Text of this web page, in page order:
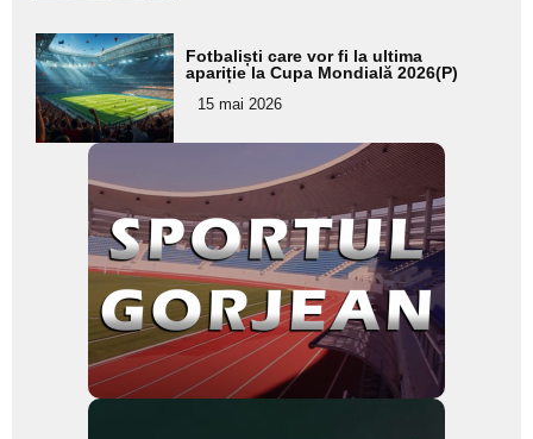
Adaugă
aici textul
pentru
subtitlu
Fotbaliști care vor fi la ultima
apariție la Cupa Mondială 2026(P)
15 mai 2026